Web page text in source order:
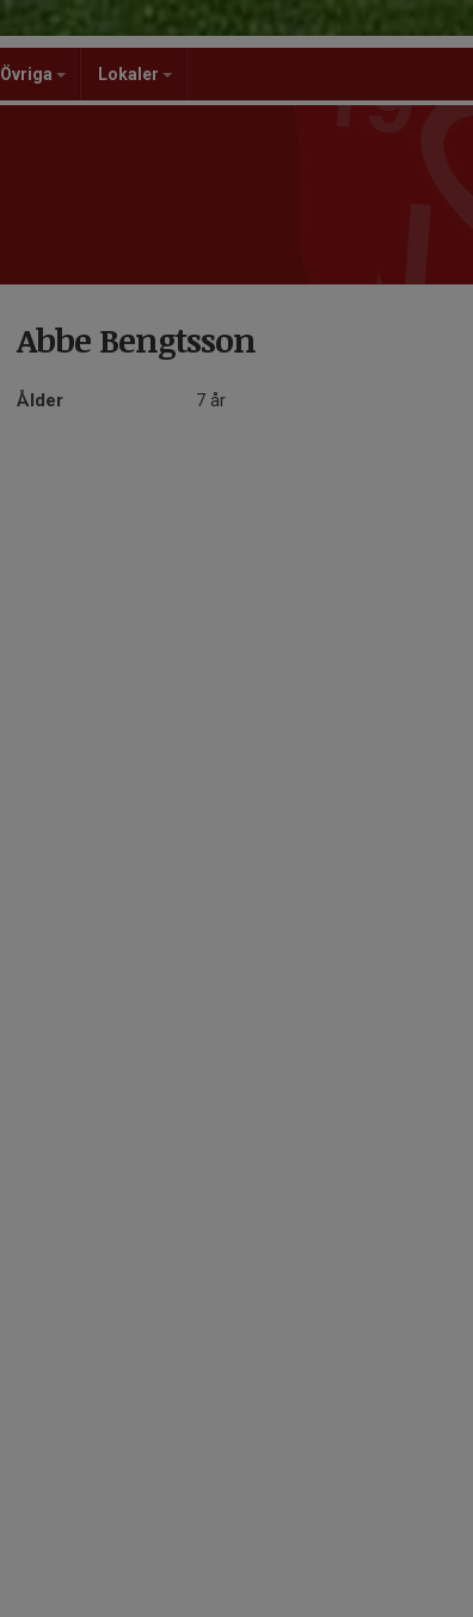
Övriga Lokaler
Abbe Bengtsson
Ålder 7 år